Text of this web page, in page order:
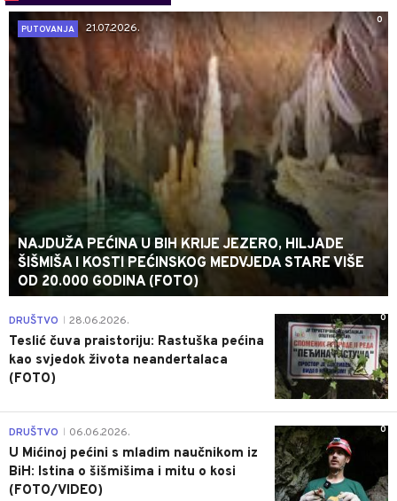
0
PUTOVANJA
21.07.2026.
NAJDUŽA PEĆINA U BIH KRIJE JEZERO, HILJADE
ŠIŠMIŠA I KOSTI PEĆINSKOG MEDVJEDA STARE VIŠE
OD 20.000 GODINA (FOTO)
0
DRUŠTVO 28.06.2026.
Teslić čuva praistoriju: Rastuška pećina
kao svjedok života neandertalaca
(FOTO)
0
DRUŠTVO 06.06.2026.
U Mićinoj pećini s mladim naučnikom iz
BiH: Istina o šišmišima i mitu o kosi
(FOTO/VIDEO)